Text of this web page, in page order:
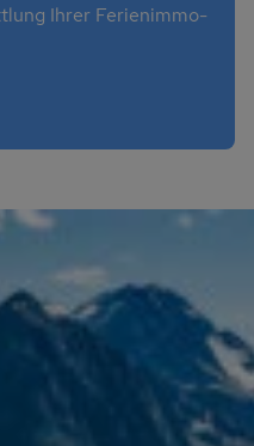
Ih­rer Fe­ri­en­im­mo­